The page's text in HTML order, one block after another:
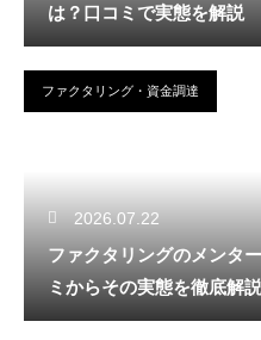
は？口コミで実態を解説
ファクタリング・資金調達
2026.07.22
ファクタリングのメンタ
ミからその実態を徹底解説